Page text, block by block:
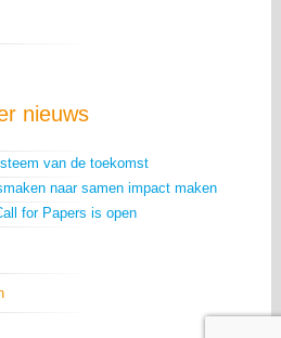
nieuws
van de toekomst
naar samen impact maken
for Papers is open